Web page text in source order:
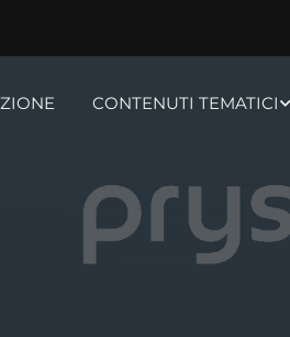
CONTENUTI TEMATICI